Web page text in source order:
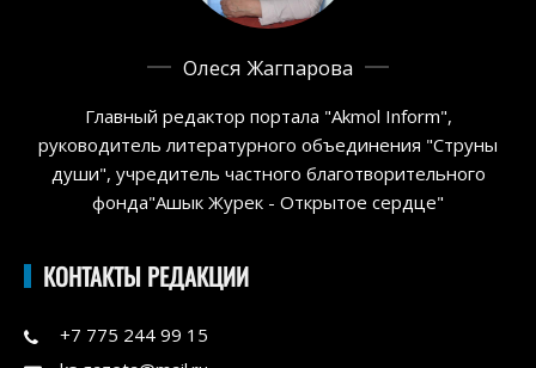
Олеся Жагпарова
Главный редактор портала "Akmol Inform",
руководитель литературного объединения "Струны
души", учредитель частного благотворительного
фонда"Ашык Журек - Открытое сердце"
КОНТАКТЫ РЕДАКЦИИ
+7 775 244 99 15